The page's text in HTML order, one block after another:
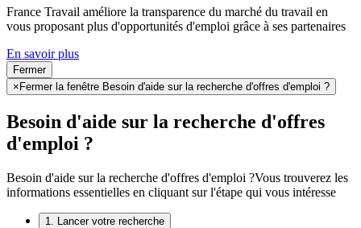
France Travail améliore la transparence du marché du travail en
vous proposant plus d'opportunités d'emploi grâce à ses partenaires
En savoir plus
Fermer
× Fermer la fenêtre Besoin d'aide sur la recherche d'offres d'emploi ?
Besoin d'aide sur la recherche d'offres
d'emploi ?
Besoin d'aide sur la recherche d'offres d'emploi ?Vous trouverez les
informations essentielles en cliquant sur l'étape qui vous intéresse
1. Lancer votre recherche